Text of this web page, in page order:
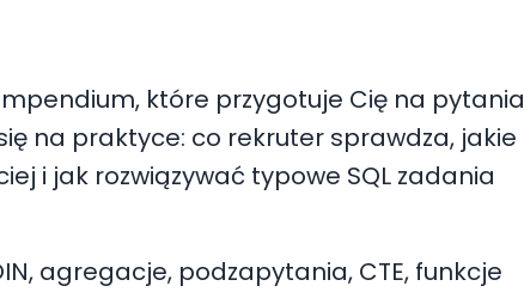
które przygotuje Cię na pytania
na praktyce: co rekruter sprawdza, jakie
i jak rozwiązywać typowe SQL zadania
agregacje, podzapytania, CTE, funkcje